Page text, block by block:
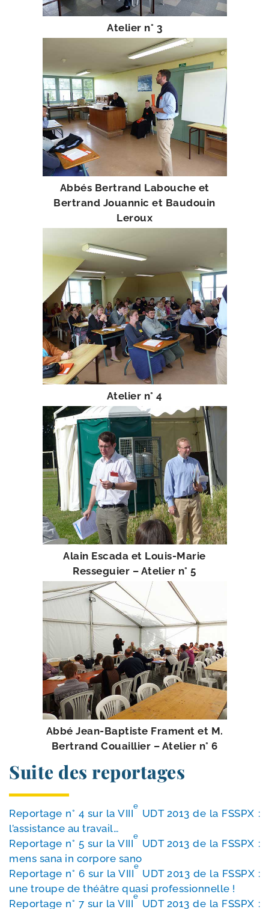
Atelier n° 3
Abbés Bertrand Labouche et
Bertrand Jouannic et Baudouin
Leroux
Atelier n° 4
Alain Escada et Louis-​Marie
Resseguier – Atelier n° 5
Abbé Jean-​Baptiste Frament et M.
Bertrand Couaillier – Atelier n° 6
Suite des reportages
Reportage n° 4 sur la VIII
e
UDT 2013 de la FSSPX :
l’as­sis­tance au travail…
Reportage n° 5 sur la VIII
e
UDT 2013 de la FSSPX :
mens sana in cor­pore sano
Reportage n° 6 sur la VIII
e
UDT 2013 de la FSSPX :
une troupe de théâtre qua­si professionnelle !
Reportage n° 7 sur la VIII
e
UDT 2013 de la FSSPX :